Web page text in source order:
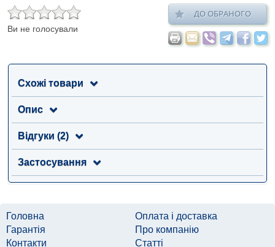
Ви не голосували
ДО ОБРАНОГО
Схожі товари
Опис
Відгуки (2)
Застосування
Головна
Оплата і доставка
Гарантія
Про компанію
Контакти
Статті